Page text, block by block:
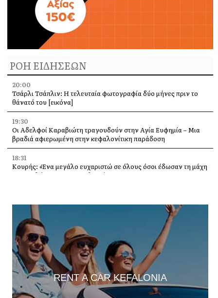
ΡΟΗ ΕΙΔΗΣΕΩΝ
20:00
Τσάρλι Τσάπλιν: Η τελευταία φωτογραφία δύο μήνες πριν το
θάνατό του [εικόνα]
19:30
Οι Αδελφοί Καραβιώτη τραγουδούν στην Αγία Ευφημία – Μια
βραδιά αφιερωμένη στην κεφαλονίτικη παράδοση
18:31
Κουρής: «Ένα μεγάλο ευχαριστώ σε όλους όσοι έδωσαν τη μάχη
με τις φλόγες στην Κεφαλονιά»
Παράκληση προς την Υπεραγία Θεοτόκο στην Ιερά Μονή
Θεμάτων Πυλάρου
18:00
Η Χορωδία και Μαντολινάτα Αργοστολίου τραγουδά στο
Καπανδρίτι
17:21
Λαϊκή Συσπείρωση: «Η φωτιά στη Λαγκάδα καίει εδώ και 13
μήνες – Άμεση παρέμβαση τώρα»
RENT A CAR KEFALONIA